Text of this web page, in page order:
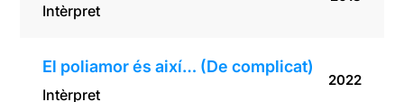
Intèrpret
El poliamor és així… (De complicat)
Intèrpret
2022